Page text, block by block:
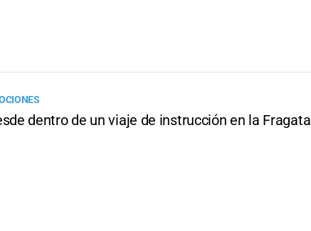
dentro de un viaje de instrucción en la Fragata